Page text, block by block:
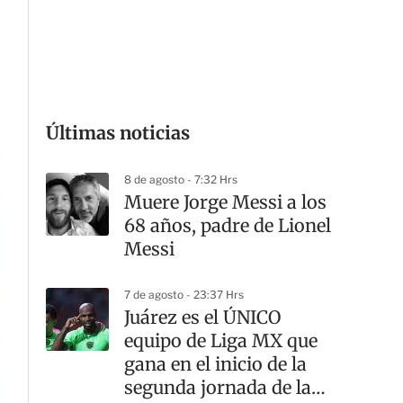
Últimas noticias
8 de agosto - 7:32 Hrs
Muere Jorge Messi a los
68 años, padre de Lionel
Messi
7 de agosto - 23:37 Hrs
Juárez es el ÚNICO
equipo de Liga MX que
gana en el inicio de la
segunda jornada de la